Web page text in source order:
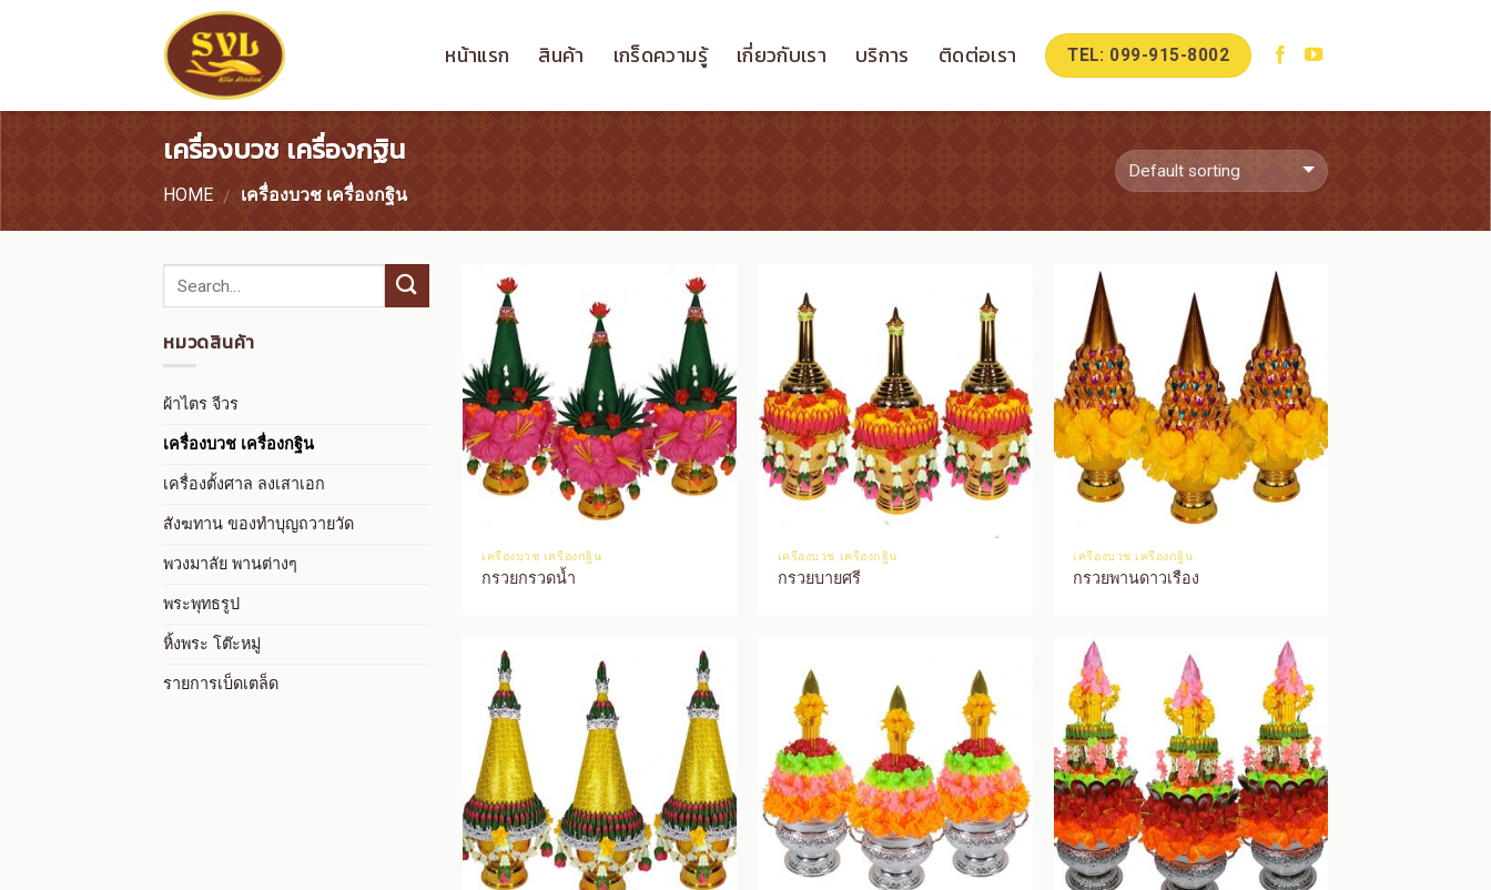
หน้าแรก สินค้า เกร็ดความรู้ เกี่ยวกับเรา บริการ ติดต่อเรา TEL: 099-915-8002
เครื่องบวช เครื่องกฐิน
HOME / เครื่องบวช เครื่องกฐิน
หมวดสินค้า
ผ้าไตร จีวร
เครื่องบวช เครื่องกฐิน
เครื่องตั้งศาล ลงเสาเอก
สังฆทาน ของทำบุญถวายวัด
พวงมาลัย พานต่างๆ
พระพุทธรูป
หิ้งพระ โต๊ะหมู่
รายการเบ็ดเตล็ด
เครื่องบวช เครื่องกฐิน
กรวยกรวดน้ำ
เครื่องบวช เครื่องกฐิน
กรวยบายศรี
เครื่องบวช เครื่องกฐิน
กรวยพานดาวเรือง